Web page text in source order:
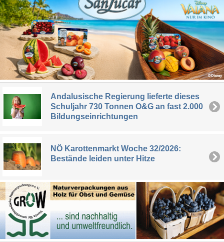
Andalusische Regierung lieferte dieses
Schuljahr 730 Tonnen O&G an fast 2.000
Bildungseinrichtungen
NÖ Karottenmarkt Woche 32/2026:
Bestände leiden unter Hitze